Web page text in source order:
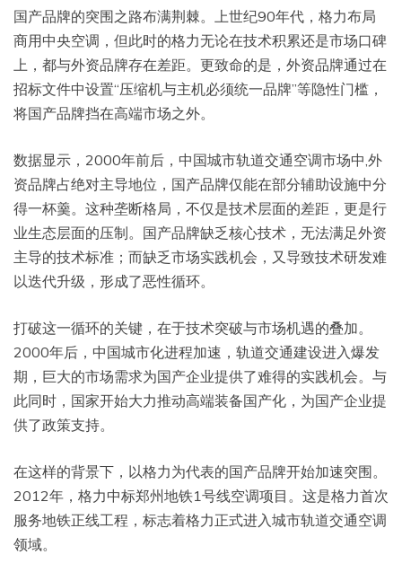
国产品牌的突围之路布满荆棘。上世纪90年代，格力布局
商用中央空调，但此时的格力无论在技术积累还是市场口碑
上，都与外资品牌存在差距。更致命的是，外资品牌通过在
招标文件中设置“压缩机与主机必须统一品牌”等隐性门槛，
将国产品牌挡在高端市场之外。
数据显示，2000年前后，中国城市轨道交通空调市场中,外
资品牌占绝对主导地位，国产品牌仅能在部分辅助设施中分
得一杯羹。这种垄断格局，不仅是技术层面的差距，更是行
业生态层面的压制。国产品牌缺乏核心技术，无法满足外资
主导的技术标准；而缺乏市场实践机会，又导致技术研发难
以迭代升级，形成了恶性循环。
打破这一循环的关键，在于技术突破与市场机遇的叠加。
2000年后，中国城市化进程加速，轨道交通建设进入爆发
期，巨大的市场需求为国产企业提供了难得的实践机会。与
此同时，国家开始大力推动高端装备国产化，为国产企业提
供了政策支持。
在这样的背景下，以格力为代表的国产品牌开始加速突围。
2012年，格力中标郑州地铁1号线空调项目。这是格力首次
服务地铁正线工程，标志着格力正式进入城市轨道交通空调
领域。